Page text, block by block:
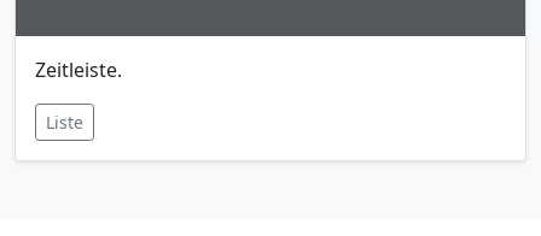
Zeitleiste.
Liste